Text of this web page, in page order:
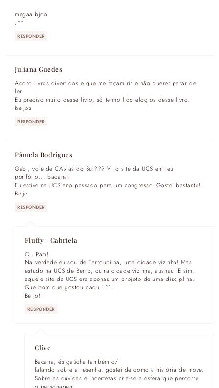
megaa bjoo
;**
RESPONDER
Juliana Guedes
Adoro livros divertidos e que me façam rir e não querer parar de
ler.
Eu preciso muito desse livro, só tenho lido elogios desse livro.
beijos
RESPONDER
Pâmela Rodrigues
Gabi, vc é de CAxias do Sul??? Vi o site da UCS em teu
portfólio…. bacana!
Eu estive na UCS ano passado para um congresso. Gostei bastante!
Beijo
RESPONDER
Fluffy - Gabriela
Oi, Pam!
Na verdade eu sou de Farroupilha, uma cidade vizinha! Mas
estudo na UCS de Bento, outra cidade vizinha, aushau. E sim,
aquele site da UCS era apenas um projeto de uma disciplina.
Que bom que gostou daqui! ^^
Beijo!
RESPONDER
Clive
Bacana, és gaúcha também o/
falando sobre a resenha, gostei de como a história de move.
Sobre as dúvidas e incertezas cria-se a esfera que percorre
o personagem.